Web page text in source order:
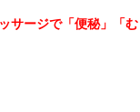
サージで「便秘」「む